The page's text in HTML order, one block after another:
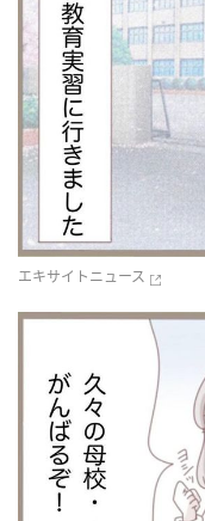
エキサイトニュース